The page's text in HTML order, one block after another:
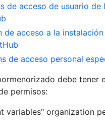
de acceso de usuario de
de acceso a la
de acceso personal
debe tener
permisos:
variables" organization